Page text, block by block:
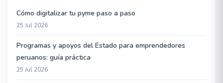
Cómo digitalizar tu pyme paso a paso
25 Jul 2026
Programas y apoyos del Estado para emprendedores
peruanos: guía práctica
25 Jul 2026